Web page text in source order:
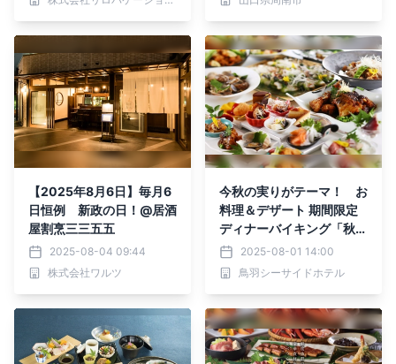
【2025年8月6日】毎月6
日恒例 新政の日！@居酒
屋割烹三三五五
2025-08-04 09:44
株式会社ワルツ
今秋の実りがテーマ！ お
料理＆デザート 期間限定
ディナーバイキング「秋の
味覚祭り」を開催
2025-08-01 14:00
鳥羽シーサイドホテル